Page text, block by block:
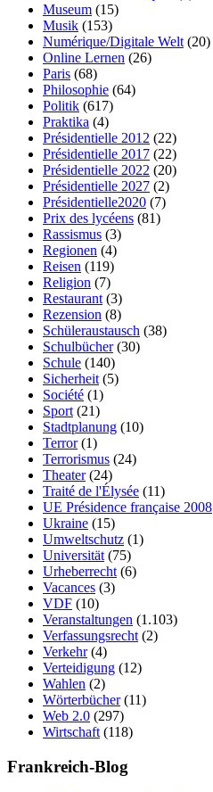
Museum (15)
Musik (153)
Numérique/Digitale Welt (20)
Online Lernen (26)
Paris (68)
Philosophie (64)
Politik (617)
Praktika (4)
Présidentielle 2012 (22)
Présidentielle 2017 (22)
Présidentielle 2022 (20)
Présidentielle 2027 (2)
Présidentielle2020 (7)
Prix des lycéens (81)
Rassismus (3)
Regionen (4)
Reisen (119)
Religion (7)
Restaurant (3)
Rezension (8)
Schüleraustausch (38)
Schulbücher(30)
Schule (140)
Sicherheit (5)
Société (1)
Sport (21)
Stadtplanung (10)
Terror(1)
Terrorismus (24)
Theater(24)
Traité de l'Élysée (11)
UE Présidence française 2008
Ukraine (15)
Umweltschutz (1)
Universität (75)
Urheberrecht (6)
Vacances (3)
VDF (10)
Veranstaltungen (1.103)
Verfassungsrecht (2)
Verkehr(4)
Verteidigung (12)
Wahlen (2)
Wörterbücher(11)
Web 2.0 (297)
Wirtschaft (118)
Frankreich-Blog